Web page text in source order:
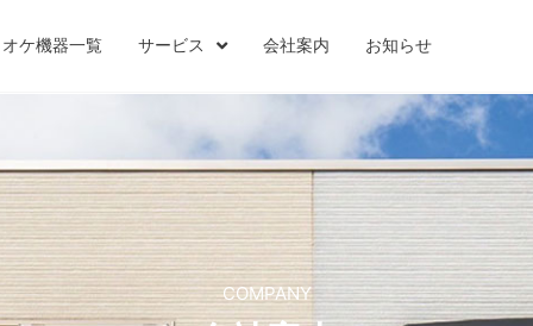
ケ機器一覧 サービス 会社案内 お知らせ
COMPANY